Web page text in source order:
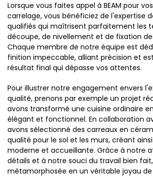
Lorsque vous faites appel à BEAM pour
carrelage, vous bénéficiez de l'expertise
qualifiés qui maîtrisent parfaitement les
découpe, de nivellement et de fixation
Chaque membre de notre équipe est
finition impeccable, alliant précision et
résultat final qui dépasse vos attentes.
Pour illustrer notre engagement envers
qualité, prenons par exemple un projet
avons transformé une cuisine ordinaire
élégant et fonctionnel. En collaboration
avons sélectionné des carreaux en
qualité pour le sol et les murs, créant
moderne et accueillante. Grâce à notre
détails et à notre souci du travail bien
métamorphosée en un véritable joyau de